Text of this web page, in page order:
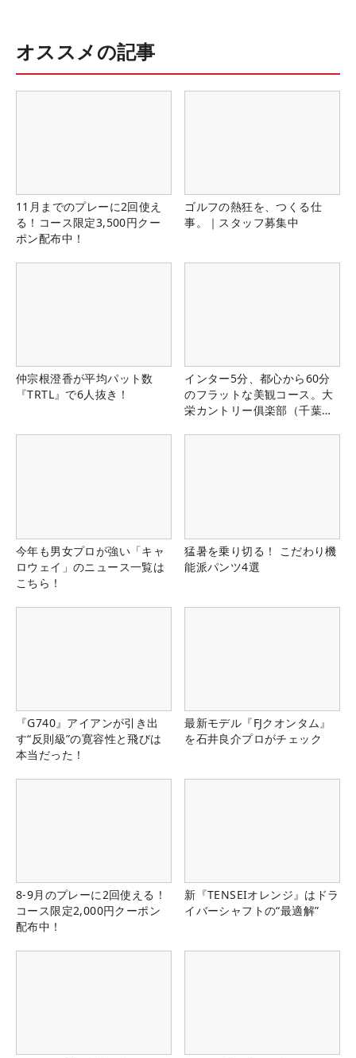
オススメの記事
11月までのプレーに2回使え
る！コース限定3,500円クー
ポン配布中！
ゴルフの熱狂を、つくる仕
事。｜スタッフ募集中
仲宗根澄香が平均パット数
『TRTL』で6人抜き！
インター5分、都心から60分
のフラットな美観コース。大
栄カントリー俱楽部（千葉
今年も男女プロが強い「キャ
ロウェイ」のニュース一覧は
こちら！
猛暑を乗り切る！ こだわり機
能派パンツ4選
『G740』アイアンが引き出
す“反則級”の寛容性と飛びは
本当だった！
最新モデル『FJクオンタム』
を石井良介プロがチェック
8-9月のプレーに2回使える！
コース限定2,000円クーポン
配布中！
新『TENSEIオレンジ』はドラ
イバーシャフトの“最適解”